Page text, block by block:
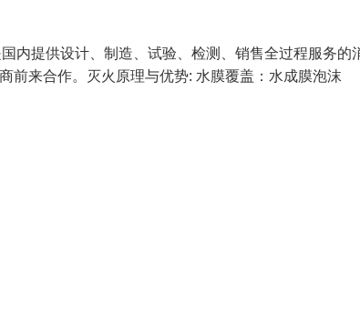
内提供设计、制造、试验、检测、销售全过程服务的
前来合作。灭火原理与优势: 水膜覆盖：水成膜泡沫